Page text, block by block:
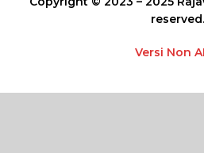
reserved.
Versi Non